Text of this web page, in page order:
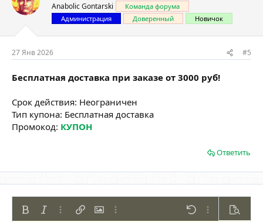
Anabolic Gontarski
Команда форума
Администрация
Доверенный Новичок
27 Янв 2026 #5
Бесплатная доставка при заказе от 3000 руб!
Срок действия: Неограничен
Тип купона: Бесплатная доставка
Промокод: КУПОН
Ответить
ЖирныйКурсивДополнительно...
Вставить ссылку
Вставить изображение
Дополнительно... Отменить